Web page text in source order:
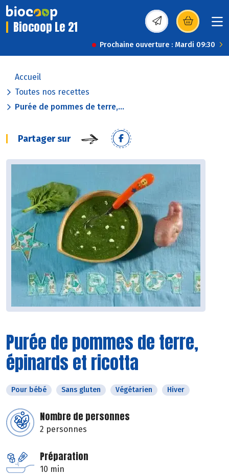
Biocoop Le 21 (s’ouvre dans une
Prochaine ouverture : Mardi 09:30
Accueil
Toutes nos recettes
Purée de pommes de terre,...
Partager sur
Purée de pommes de terre,
épinards et ricotta
Pour bébé Sans gluten Végétarien Hiver
Nombre de personnes
2 personnes
Préparation
10 min